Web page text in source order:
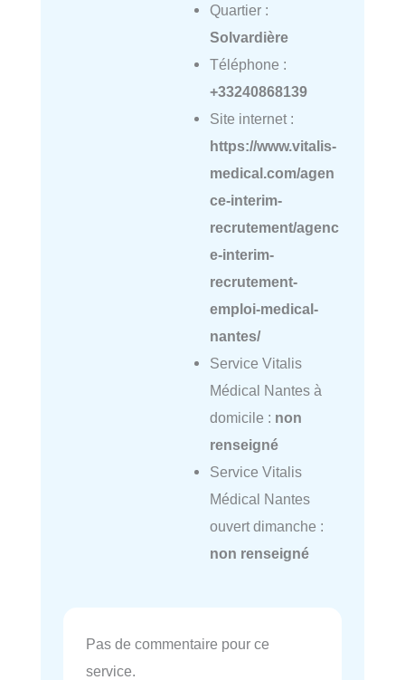
Quartier :
Solvardière
Téléphone :
+33240868139
Site internet :
https://www.vitalis-
medical.com/agen
ce-interim-
recrutement/agenc
e-interim-
recrutement-
emploi-medical-
nantes/
Service Vitalis
Médical Nantes à
domicile : non
renseigné
Service Vitalis
Médical Nantes
ouvert dimanche :
non renseigné
Pas de commentaire pour ce
service.